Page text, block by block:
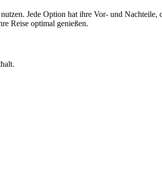
Jede Option hat ihre Vor- und
Reise optimal genießen.